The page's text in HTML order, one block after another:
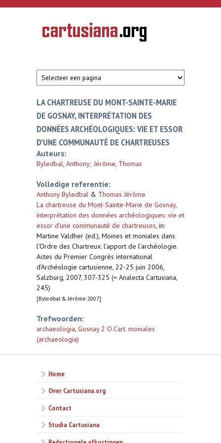
Overslaan en naar de inhoud gaan
CARTUSIANA
Geschiedenis
van de
LA CHARTREUSE DU MONT-SAINTE-MARIE
DE GOSNAY, INTERPRÉTATION DES
DONNÉES ARCHÉOLOGIQUES: VIE ET ESSOR
D'UNE COMMUNAUTÉ DE CHARTREUSES
Auteurs:
Byledbal, Anthony; Jérôme, Thomas
Volledige referentie:
Anthony Byledbal & Thomas Jérôme
La chartreuse du Mont-Sainte-Marie de Gosnay,
interprétation des données archéologiques: vie et
essor d'une communauté de chartreuses, in:
Martine Valdher (ed.), Moines et moniales dans
l’Ordre des Chartreux: l’apport de l’archéologie.
Actes du Premier Congrès international
d’Archéologie cartusienne, 22-25 juin 2006,
Salzburg, 2007, 307-325 (= Analecta Cartusiana,
245)
[Byledbal & Jérôme 2007]
Trefwoorden:
archaeologia, Gosnay 2 O.Cart. moniales
(archaeologia)
Home
Over Cartusiana.org
Contact
Studia Cartusiana